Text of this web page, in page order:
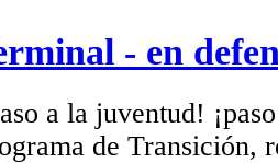
- en
a la juventud!
de Transición,